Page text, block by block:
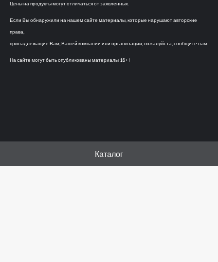
Цены на продукты могут отличаться от заявленных.
Если Вы обнаружили на нашем сайте материалы, которые нарушают авторские
права,
принадлежащие Вам, Вашей компании или организации, пожалуйста, сообщите нам.
На сайте могут быть опубликованы материалы 18+!
Каталог